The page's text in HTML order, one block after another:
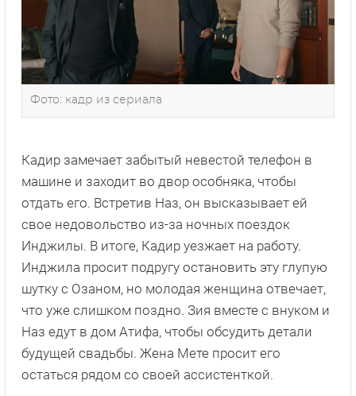
Фото: кадр из сериала
Кадир замечает забытый невестой телефон в
машине и заходит во двор особняка, чтобы
отдать его. Встретив Наз, он высказывает ей
свое недовольство из-за ночных поездок
Инджилы. В итоге, Кадир уезжает на работу.
Инджила просит подругу остановить эту глупую
шутку с Озаном, но молодая женщина отвечает,
что уже слишком поздно. Зия вместе с внуком и
Наз едут в дом Атифа, чтобы обсудить детали
будущей свадьбы. Жена Мете просит его
остаться рядом со своей ассистенткой.